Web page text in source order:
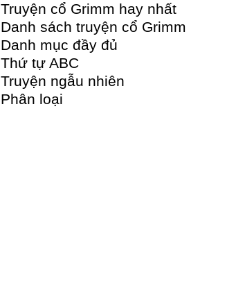
Truyện cổ Grimm hay nhất
Danh sách truyện cổ Grimm
Danh mục đầy đủ
Thứ tự ABC
Truyện ngẫu nhiên
Phân loại